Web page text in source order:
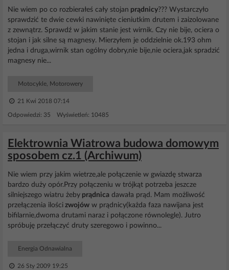
Nie wiem po co rozbierałeś cały stojan prądnicy??? Wystarczyło
sprawdzić te dwie cewki nawinięte cieniutkim drutem i zaizolowane
z zewnątrz. Sprawdź w jakim stanie jest wirnik. Czy nie bije, ociera o
stojan i jak silne są magnesy. Mierzyłem je oddzielnie ok.193 ohm
jedna i druga,wirnik stan ogólny dobry,nie bije,nie ociera,jak spradzić
magnesy nie...
Motocykle, Motorowery
21 Kwi 2018 07:14
Odpowiedzi: 35 Wyświetleń: 10485
Elektrownia Wiatrowa budowa domowym
sposobem cz.1 (Archiwum)
Nie wiem przy jakim wietrze,ale połączenie w gwiazdę stwarza
bardzo duży opór.Przy połączeniu w trójkąt potrzeba jeszcze
silniejszego wiatru żeby prądnica dawała prąd. Mam możliwość
przełączenia ilości zwojów w prądnicy(każda faza nawijana jest
bifilarnie,dwoma drutami naraz i połączone równolegle). Jutro
spróbuję przełączyć druty szeregowo i powinno...
Energia Odnawialna
26 Sty 2009 19:25